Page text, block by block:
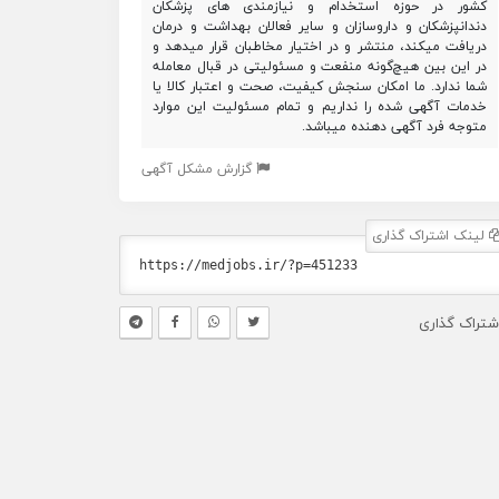
کشور در حوزه استخدام و نیازمندی های پزشکان
دندانپزشکان و داروسازان و سایر فعالان بهداشت و درمان
دریافت میکند، منتشر و در اختیار مخاطبان قرار میدهد و
در این بین هیچ‌گونه منفعت و مسئولیتی در قبال معامله
شما ندارد. ما امکان سنجش کیفیت، صحت و اعتبار کالا یا
خدمات آگهی شده را نداریم و تمام مسئولیت این موارد
متوجه فرد آگهی دهنده میباشد.
گزارش مشکل آگهی
لینک اشتراک گذاری
گذاری